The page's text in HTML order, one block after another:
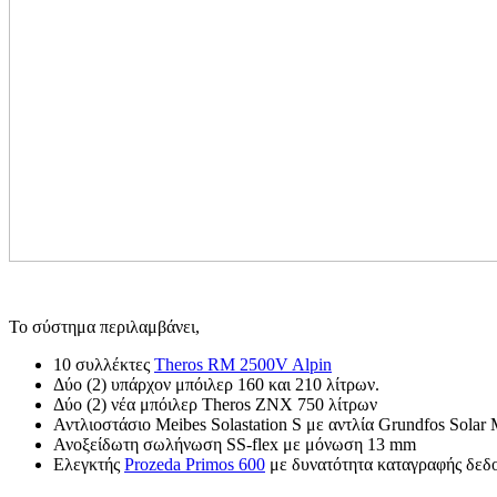
Το σύστημα περιλαμβάνει,
10 συλλέκτες Theros RΜ 2500V Alpin
Δύο (2) υπάρχον μπόιλερ 160 και 210 λίτρων.
Δύο (2) νέα μπόιλερ Theros ZNX 750 λίτρων
Αντλιοστάσιο Meibes Solastation S με αντλία Grundfos Solar
Ανοξείδωτη σωλήνωση SS-flex με μόνωση 13 mm
Ελεγκτής Prozeda Primos 600 με δυνατότητα καταγραφής